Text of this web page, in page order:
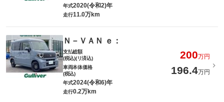
年式2020(令和2)年
走行11.0万km
Ｎ－ＶＡＮ ｅ：
支払総額
(税込)(リ済込)
200万円
車両本体価格
(税込)
196.4万円
年式2024(令和6)年
走行0.2万km